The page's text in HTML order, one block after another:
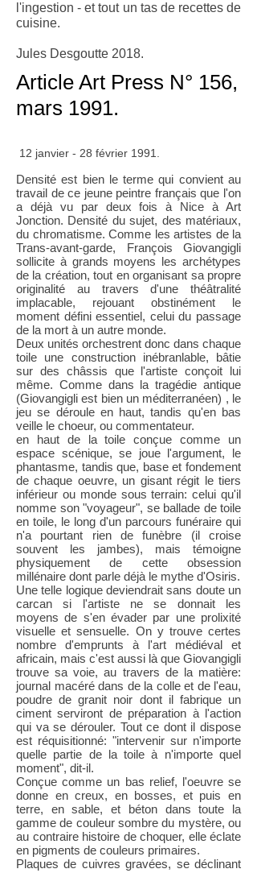
l'ingestion - et tout un tas de recettes de
cuisine.
Jules Desgoutte 2018.
Article Art Press N° 156,
mars 1991.
12 janvier - 28 février 1991.
Densité est bien le terme qui convient au
travail de ce jeune peintre français que l'on
a déjà vu par deux fois à Nice à Art
Jonction. Densité du sujet, des matériaux,
du chromatisme. Comme les artistes de la
Trans-avant-garde, François Giovangigli
sollicite à grands moyens les archétypes
de la création, tout en organisant sa propre
originalité au travers d'une théâtralité
implacable, rejouant obstinément le
moment défini essentiel, celui du passage
de la mort à un autre monde.
Deux unités orchestrent donc dans chaque
toile une construction inébranlable, bâtie
sur des châssis que l'artiste conçoit lui
même. Comme dans la tragédie antique
(Giovangigli est bien un méditerranéen) , le
jeu se déroule en haut, tandis qu'en bas
veille le choeur, ou commentateur.
en haut de la toile conçue comme un
espace scénique, se joue l'argument, le
phantasme, tandis que, base et fondement
de chaque oeuvre, un gisant régit le tiers
inférieur ou monde sous terrain: celui qu'il
nomme son "voyageur", se ballade de toile
en toile, le long d'un parcours funéraire qui
n'a pourtant rien de funèbre (il croise
souvent les jambes), mais témoigne
physiquement de cette obsession
millénaire dont parle déjà le mythe d'Osiris.
Une telle logique deviendrait sans doute un
carcan si l'artiste ne se donnait les
moyens de s'en évader par une prolixité
visuelle et sensuelle. On y trouve certes
nombre d'emprunts à l'art médiéval et
africain, mais c'est aussi là que Giovangigli
trouve sa voie, au travers de la matière:
journal macéré dans de la colle et de l'eau,
poudre de granit noir dont il fabrique un
ciment serviront de préparation à l'action
qui va se dérouler. Tout ce dont il dispose
est réquisitionné: "intervenir sur n'importe
quelle partie de la toile à n'importe quel
moment", dit-il.
Conçue comme un bas relief, l'oeuvre se
donne en creux, en bosses, et puis en
terre, en sable, et béton dans toute la
gamme de couleur sombre du mystère, ou
au contraire histoire de choquer, elle éclate
en pigments de couleurs primaires.
Plaques de cuivres gravées, se déclinant